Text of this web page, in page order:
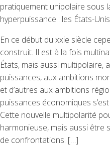
pratiquement unipolaire sous
hyperpuissance : les États-
En ce début du xxie siècle
construit. Il est à la fois
États, mais aussi multipolaire,
puissances, aux ambitions
et d’autres aux ambitions
puissances économiques
Cette nouvelle multipolarité
harmonieuse, mais aussi être
de confrontations. […]